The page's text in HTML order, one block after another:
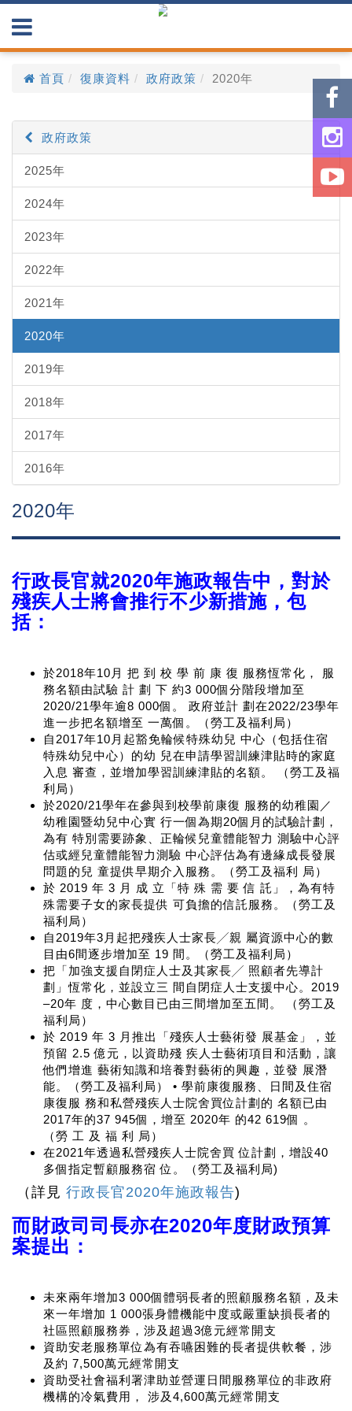
首頁 復康資料 政府政策 2020年
政府政策
2025年
2024年
2023年
2022年
2021年
2020年
2019年
2018年
2017年
2016年
2020年
行政長官就2020年施政報告中，對於
殘疾人士將會推行不少新措施，包
括：
於2018年10月 把 到 校 學 前 康 復 服務恆常化， 服
務名額由試驗 計 劃 下 約3 000個分階段增加至
2020/21學年逾8 000個。 政府並計 劃在2022/23學年
進一步把名額增至 一萬個。（勞工及福利局）
自2017年10月起豁免輪候特殊幼兒 中心（包括住宿
特殊幼兒中心）的幼 兒在申請學習訓練津貼時的家庭
入息 審查，並增加學習訓練津貼的名額。 （勞工及福
利局）
於2020/21學年在參與到校學前康復 服務的幼稚園／
幼稚園暨幼兒中心實 行一個為期20個月的試驗計劃，
為有 特別需要跡象、正輪候兒童體能智力 測驗中心評
估或經兒童體能智力測驗 中心評估為有邊緣成長發展
問題的兒 童提供早期介入服務。（勞工及福利 局）
於 2019 年 3 月 成 立「特 殊 需 要 信 託」，為有特
殊需要子女的家長提供 可負擔的信託服務。（勞工及
福利局）
自2019年3月起把殘疾人士家長╱親 屬資源中心的數
目由6間逐步增加至 19 間。（勞工及福利局）
把「加強支援自閉症人士及其家長╱ 照顧者先導計
劃」恆常化，並設立三 間自閉症人士支援中心。2019
–20年 度，中心數目已由三間增加至五間。 （勞工及
福利局）
於 2019 年 3 月推出「殘疾人士藝術發 展基金」，並
預留 2.5 億元，以資助殘 疾人士藝術項目和活動，讓
他們增進 藝術知識和培養對藝術的興趣，並發 展潛
能。（勞工及福利局） • 學前康復服務、日間及住宿
康復服 務和私營殘疾人士院舍買位計劃的 名額已由
2017年的37 945個，增至 2020年 的42 619個 。
（勞 工 及 福 利 局）
在2021年透過私營殘疾人士院舍買 位計劃，增設40
多個指定暫顧服務宿 位。（勞工及福利局)
（詳見 行政長官2020年施政報告)
而財政司司長亦在2020年度財政預算
案提出 ：
未來兩年增加3 000個體弱長者的照顧服務名額，及未
來一年增加 1 000張身體機能中度或嚴重缺損長者的
社區照顧服務券，涉及超過3億元經常開支
資助安老服務單位為有吞嚥困難的長者提供軟餐，涉
及約 7,500萬元經常開支
資助受社會福利署津助並營運日間服務單位的非政府
機構的冷氣費用， 涉及4,600萬元經常開支